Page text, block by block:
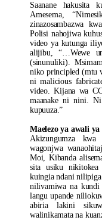
Saanane hakusita
Amesema,
zinazosambazwa
Polisi nahojiwa
video ya kutunga
alijibu, “…Wewe
(sinunuliki).
niko principled (mtu
ni malicious
video. Kijana wa
maanake ni nini.
kupuuza.”
Maelezo ya awali
Akizungumza
wagonjwa
Moi, Kibanda
sita usiku
kuingia ndani
nilivamiwa na
langu upande
abiria lakini
walinikamata na